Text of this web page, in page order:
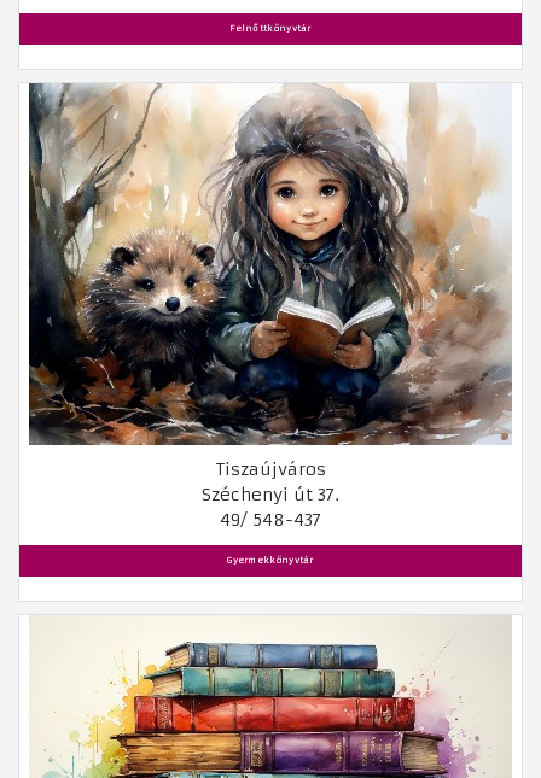
Felnőttkönyvtár
Tiszaújváros
Széchenyi út 37.
49/ 548-437
Gyermekkönyvtár